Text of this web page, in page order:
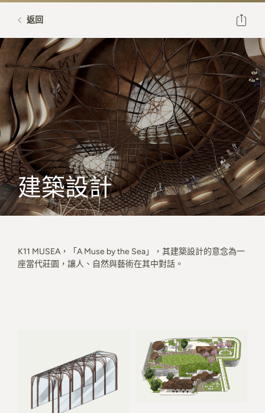
返回
建築設計
K11 MUSEA，「A Muse by the Sea」，其建築設計的意念為一
座當代莊園，讓人、自然與藝術在其中對話。